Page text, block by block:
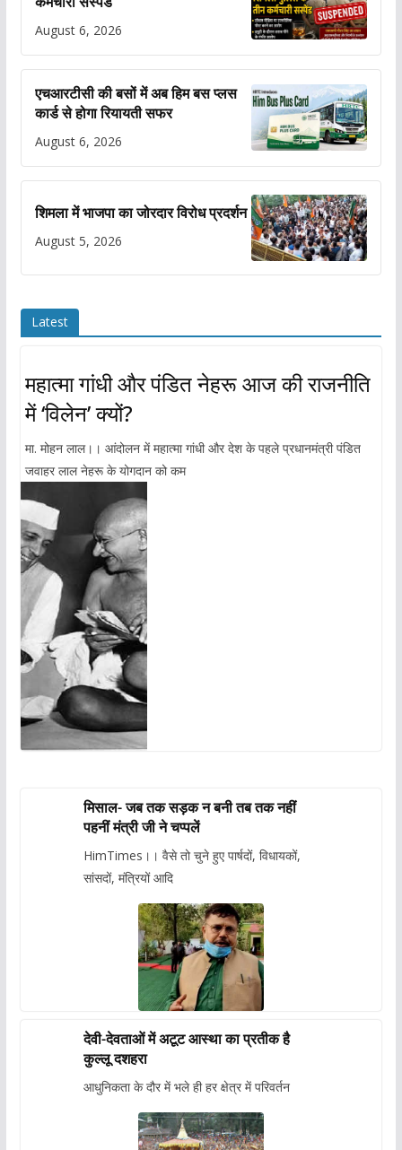
August 6, 2026
एचआरटीसी की बसों में अब हिम बस प्लस
कार्ड से होगा रियायती सफर
August 6, 2026
शिमला में भाजपा का जोरदार विरोध प्रदर्शन
August 5, 2026
Latest
महात्मा गांधी और पंडित नेहरू आज की राजनीति
में ‘विलेन’ क्यों?
मा. मोहन लाल।। आंदोलन में महात्मा गांधी और देश के पहले प्रधानमंत्री पंडित
जवाहर लाल नेहरू के योगदान को कम
मिसाल- जब तक सड़क न बनी तब तक नहीं
पहनीं मंत्री जी ने चप्पलें
HimTimes।। वैसे तो चुने हुए पार्षदों, विधायकों,
सांसदों, मंत्रियों आदि
देवी-देवताओं में अटूट आस्था का प्रतीक है
कुल्लू दशहरा
आधुनिकता के दौर में भले ही हर क्षेत्र में परिवर्तन